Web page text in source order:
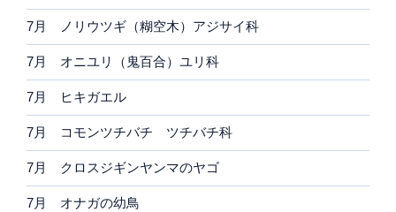
7月 ノリウツギ（糊空木）アジサイ科
7月 オニユリ（鬼百合）ユリ科
7月 ヒキガエル
7月 コモンツチバチ ツチバチ科
7月 クロスジギンヤンマのヤゴ
7月 オナガの幼鳥